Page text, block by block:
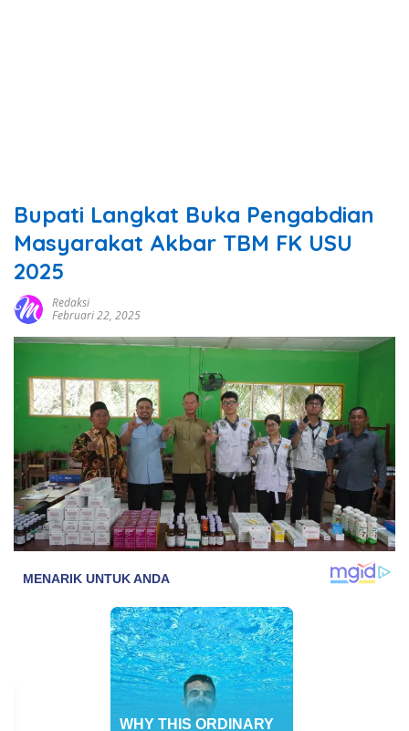
Bupati Langkat Buka Pengabdian
Masyarakat Akbar TBM FK USU
2025
Redaksi
Februari 22, 2025